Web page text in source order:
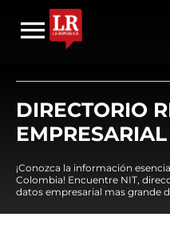
DIRECTORIO
EMPRESARIAL
¡Conozca la información
Colombia! Encuentre NIT,
datos empresarial mas grande